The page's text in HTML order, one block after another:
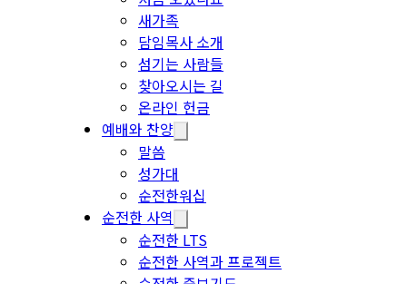
새가족
담임목사 소개
섬기는 사람들
찾아오시는 길
온라인 헌금
예배와 찬양
말씀
성가대
순전한워십
순전한 사역
순전한 LTS
순전한 사역과 프로젝트